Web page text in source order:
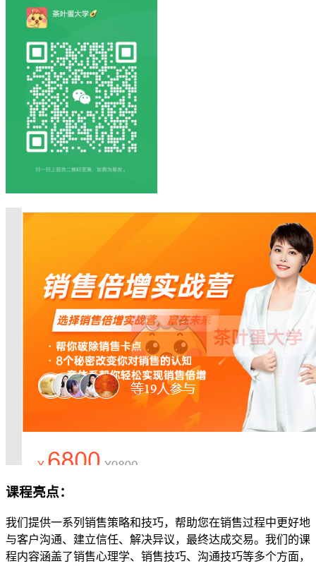
课程亮点：
我们提供一系列销售策略和技巧，帮助您在销售过程中更好地
与客户沟通、建立信任、解决异议，最终达成交易。我们的课
程内容涵盖了销售心理学、销售技巧、沟通技巧等多个方面，